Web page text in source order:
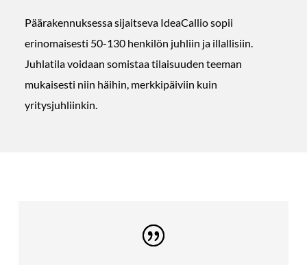
Päärakennuksessa sijaitseva IdeaCallio sopii
erinomaisesti 50-130 henkilön juhliin ja illallisiin.
Juhlatila voidaan somistaa tilaisuuden teeman
mukaisesti niin häihin, merkkipäiviin kuin
yritysjuhliinkin.